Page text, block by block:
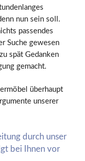
nun sein soll.
passendes
Suche gewesen
spät Gedanken
gemacht.
überhaupt
unserer
durch unser
bei Ihnen vor